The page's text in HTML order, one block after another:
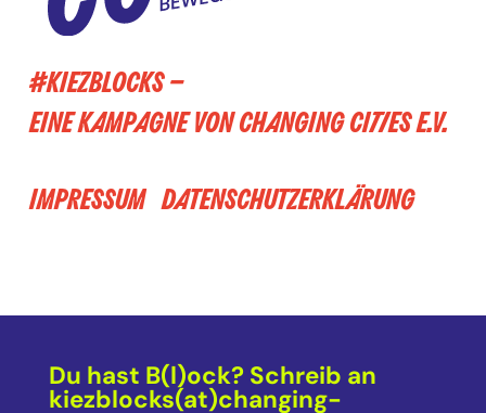
#KIEZBLOCKS –
EINE KAMPAGNE VON CHANGING CITIES E.V.
IMPRESSUM DATENSCHUTZERKLÄRUNG
Du hast B(l)ock? Schreib an
kiezblocks(at)changing-